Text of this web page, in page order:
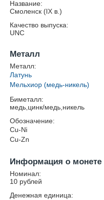
Название:
Смоленск (IX в.)
Качество выпуска:
UNC
Металл
Металл:
Латунь
Мельхиор (медь-никель)
Биметалл:
медь,цинк/медь,никель
Обозначение:
Cu-Ni
Cu-Zn
Информация о монете
Номинал:
10 рублей
Денежная единица: